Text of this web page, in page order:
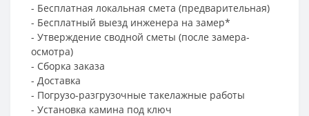
- Бесплатная локальная смета (предварительная)
- Бесплатный выезд инженера на замер*
- Утверждение сводной сметы (после замера-
осмотра)
- Сборка заказа
- Доставка
- Погрузо-разгрузочные такелажные работы
- Установка камина под ключ